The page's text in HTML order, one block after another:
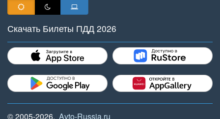
Скачать Билеты ПДД 2026
© 2005-2026, Avto-Russia.ru